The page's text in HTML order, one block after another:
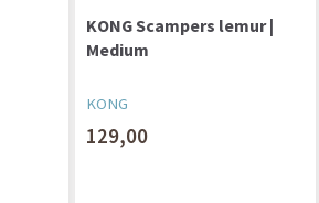
KONG Scampers lemur |
Medium
KONG
129,00